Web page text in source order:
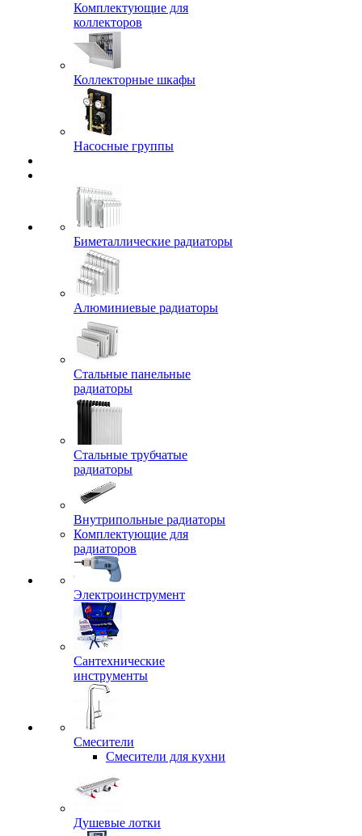
Комплектующие для
коллекторов
Коллекторные шкафы
Насосные группы
Биметаллические радиаторы
Алюминиевые радиаторы
Стальные панельные
радиаторы
Стальные трубчатые
радиаторы
Внутрипольные радиаторы
Комплектующие для
радиаторов
Электроинструмент
Сантехнические
инструменты
Смесители
Смесители для кухни
Душевые лотки